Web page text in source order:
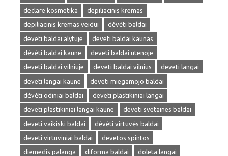
declare kosmetika
depiliacinis kremas
depiliacinis kremas veidui
dėvėti baldai
deveti baldai alytuje
deveti baldai kaunas
dėvėti baldai kaune
deveti baldai utenoje
deveti baldai vilniuje
deveti baldai vilnius
deveti langai
deveti langai kaune
deveti miegamojo baldai
dėvėti odiniai baldai
deveti plastikiniai langai
deveti plastikiniai langai kaune
deveti svetaines baldai
deveti vaikiski baldai
dėvėti virtuvės baldai
deveti virtuviniai baldai
devetos spintos
diemedis palanga
diforma baldai
doleta langai